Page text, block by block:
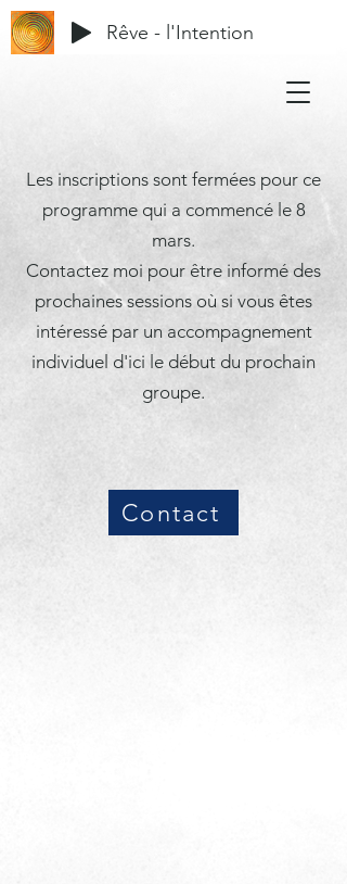
Rêve - l'Intention
Les inscriptions sont fermées pour ce
programme qui a commencé le 8
mars.
Contactez moi pour être informé des
prochaines sessions où si vous êtes
intéressé par un accompagnement
individuel d'ici le début du prochain
groupe.
Contact